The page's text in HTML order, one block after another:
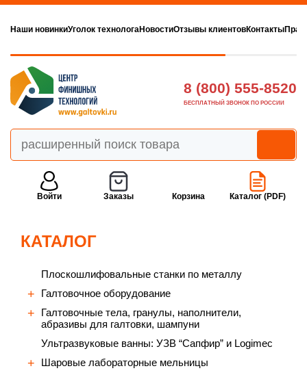
Наши новинкиУголок технологаНовостиОтзывы клиентовКонтакты
8 (800) 555-8520
БЕСПЛАТНЫЙ ЗВОНОК ПО РОССИИ
Войти Заказы Корзина Каталог (PDF)
КАТАЛОГ
Плоскошлифовальные станки по металлу
Галтовочное оборудование
Галтовочные тела, гранулы, наполнители,
абразивы для галтовки, шампуни
Ультразвуковые ванны: УЗВ “Сапфир” и Logimec
Шаровые лабораторные мельницы